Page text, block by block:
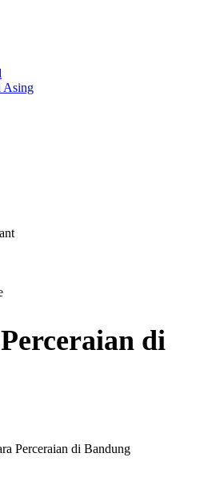
Asing
di
Perceraian di Bandung